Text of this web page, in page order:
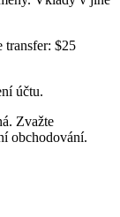
transfer: $25
účtu.
Zvažte
obchodování.